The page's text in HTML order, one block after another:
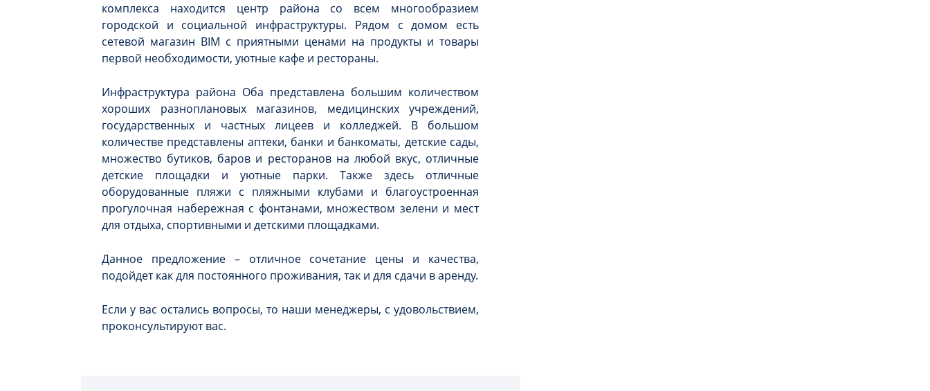
комплекса находится центр района со всем многообразием
городской и социальной инфраструктуры. Рядом с домом есть
сетевой магазин BIM с приятными ценами на продукты и товары
первой необходимости, уютные кафе и рестораны.
Инфраструктура района Оба представлена большим количеством
хороших разноплановых магазинов, медицинских учреждений,
государственных и частных лицеев и колледжей. В большом
количестве представлены аптеки, банки и банкоматы, детские сады,
множество бутиков, баров и ресторанов на любой вкус, отличные
детские площадки и уютные парки. Также здесь отличные
оборудованные пляжи с пляжными клубами и благоустроенная
прогулочная набережная с фонтанами, множеством зелени и мест
для отдыха, спортивными и детскими площадками.
Данное предложение – отличное сочетание цены и качества,
подойдет как для постоянного проживания, так и для сдачи в аренду.
Если у вас остались вопросы, то наши менеджеры, с удовольствием,
проконсультируют вас.